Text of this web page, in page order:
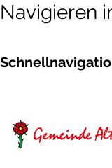
Navigieren